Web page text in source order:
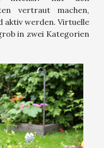
vertraut machen,
aktiv werden. Virtuelle
in zwei Kategorien